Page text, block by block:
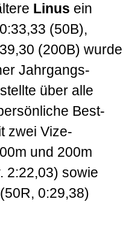
Linus ein
(50B),
(200B) wurde
Jahrgangs­
stellte über alle
Best­
zwei Vize­
und 200m
2:22,03) sowie
0:29,38)